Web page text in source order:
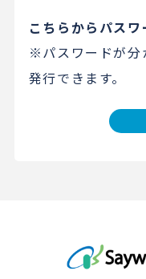
こちらからパスワ
※パスワードが分
発行できます。